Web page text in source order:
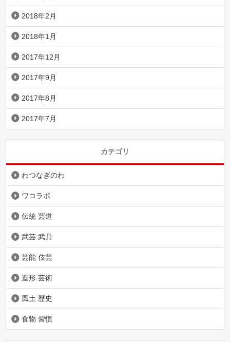
2018年2月
2018年1月
2017年12月
2017年9月
2017年8月
2017年7月
カテゴリ
わつなぎのわ
ワコラボ
伝統 芸道
武芸 武具
芸能 伎芸
造形 芸術
風土 歴史
食物 習慣